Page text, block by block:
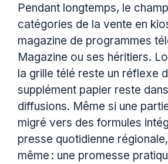
Pendant longtemps, le
catégories de la vente en
magazine de programmes
Magazine ou ses héritiers.
la grille télé reste un réflexe
supplément papier reste
diffusions. Même si une
migré vers des formules
presse quotidienne
même : une promesse